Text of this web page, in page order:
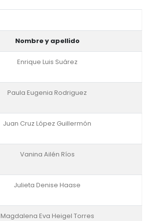
Nombre y apellido
Enrique Luis Suárez
Paula Eugenia Rodriguez
Juan Cruz López Guillermón
Vanina Ailén Ríos
Julieta Denise Haase
Magdalena Eva Heigel Torres